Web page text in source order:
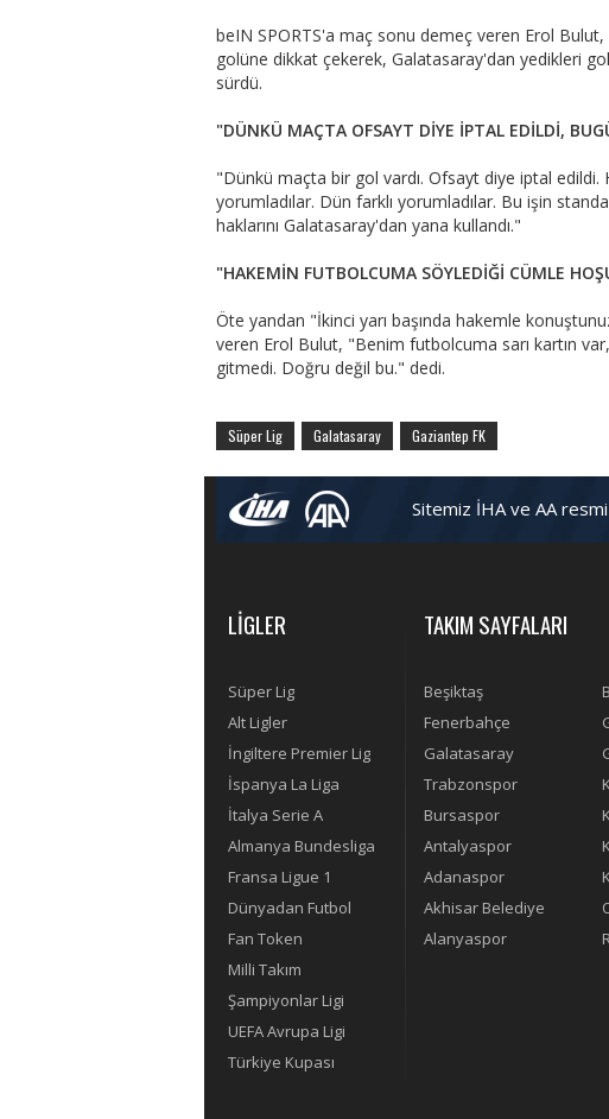
beIN SPORTS'a maç sonu demeç veren Erol
golüne dikkat çekerek, Galatasaray'dan yedikleri
sürdü.
"DÜNKÜ MAÇTA OFSAYT DİYE İPTAL EDİLDİ,
"Dünkü maçta bir gol vardı. Ofsayt diye iptal edildi.
yorumladılar. Dün farklı yorumladılar. Bu işin
haklarını Galatasaray'dan yana kullandı."
"HAKEMİN FUTBOLCUMA SÖYLEDİĞİ CÜMLE
Öte yandan "İkinci yarı başında hakemle
veren Erol Bulut, "Benim futbolcuma sarı kartın
gitmedi. Doğru değil bu." dedi.
Süper Lig Galatasaray Gaziantep FK
Sitemiz İHA ve AA
LİGLER
Süper Lig
Alt Ligler
İngiltere Premier Lig
İspanya La Liga
İtalya Serie A
Almanya Bundesliga
Fransa Ligue 1
Dünyadan Futbol
Fan Token
Milli Takım
Şampiyonlar Ligi
UEFA Avrupa Ligi
Türkiye Kupası
TAKIM SAYFALARI
Beşiktaş
Fenerbahçe
Galatasaray
Trabzonspor
Bursaspor
Antalyaspor
Adanaspor
Akhisar Belediye
Alanyaspor